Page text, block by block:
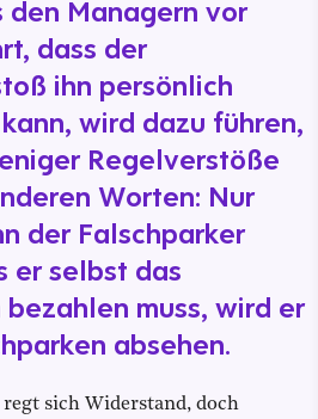
den Managern vor
dass der
ihn persönlich
wird dazu führen,
Regelverstöße
Worten: Nur
der Falschparker
er selbst das
muss, wird er
absehen.
sich Widerstand, doch